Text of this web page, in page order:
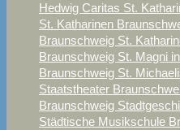
Hedwig Caritas St.
St. Katharinen
Braunschweig St.
Braunschweig St. Magni
Braunschweig St.
Staatstheater
Braunschweig
Städtische Musikschule